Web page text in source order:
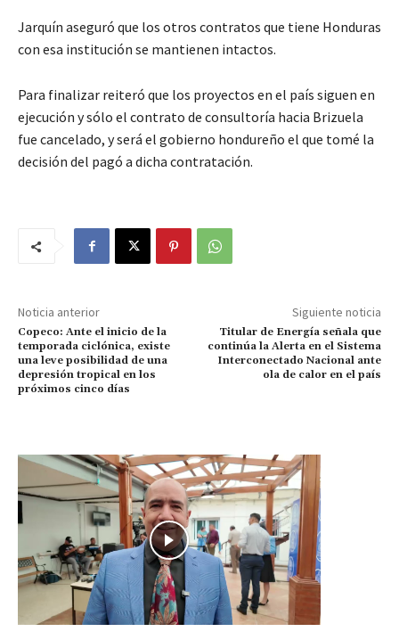
Jarquín aseguró que los otros contratos que tiene Honduras
con esa institución se mantienen intactos.
Para finalizar reiteró que los proyectos en el país siguen en
ejecución y sólo el contrato de consultoría hacia Brizuela
fue cancelado, y será el gobierno hondureño el que tomé la
decisión del pagó a dicha contratación.
Noticia anterior
Copeco: Ante el inicio de la
temporada ciclónica, existe
una leve posibilidad de una
depresión tropical en los
próximos cinco días
Siguiente noticia
Titular de Energía señala que
continúa la Alerta en el Sistema
Interconectado Nacional ante
ola de calor en el país